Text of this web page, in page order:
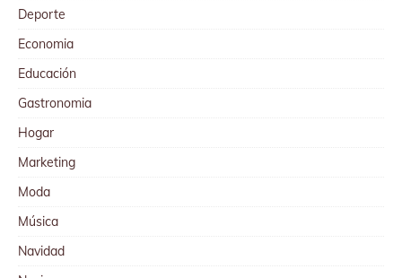
Deporte
Economia
Educación
Gastronomia
Hogar
Marketing
Moda
Música
Navidad